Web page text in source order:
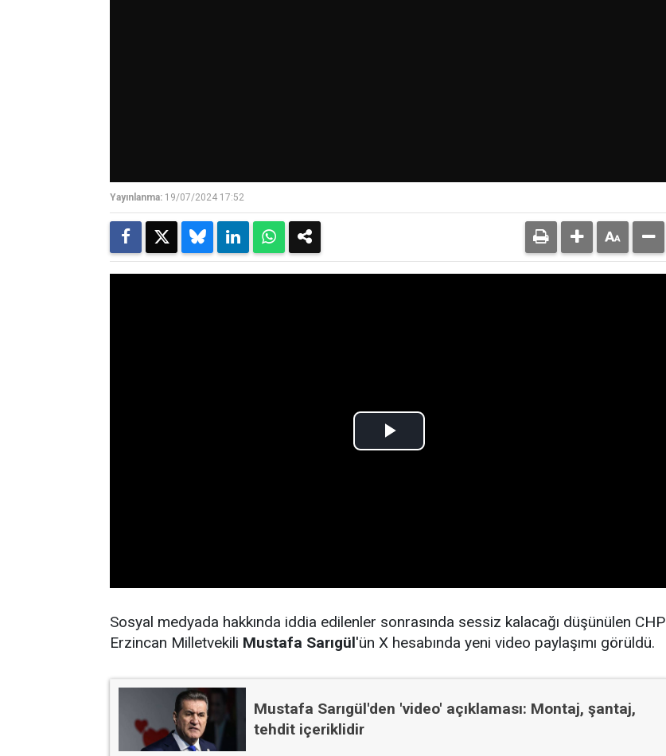
Yayınlanma: 19/07/2024 17:52
Sosyal medyada hakkında iddia edilenler sonrasında sessiz kalacağı düşünülen CHP
Erzincan Milletvekili Mustafa Sarıgül'ün X hesabında yeni video paylaşımı görüldü.
Mustafa Sarıgül'den 'video' açıklaması: Montaj, şantaj,
tehdit içeriklidir